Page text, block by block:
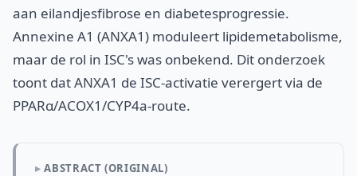
aan eilandjesfibrose en diabetesprogressie.
Annexine A1 (ANXA1) moduleert lipidemetabolisme,
maar de rol in ISC's was onbekend. Dit onderzoek
toont dat ANXA1 de ISC-activatie verergert via de
PPARα/ACOX1/CYP4a-route.
ABSTRACT (ORIGINAL)